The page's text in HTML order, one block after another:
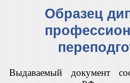
Образец
Выдаваемый документ